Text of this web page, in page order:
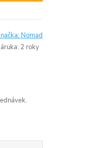
Nomad
: 2 roky